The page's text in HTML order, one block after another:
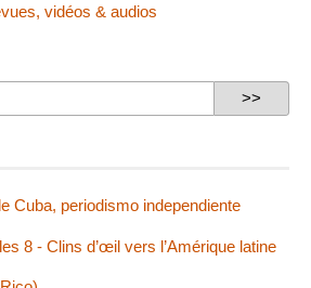
vidéos & audios
Cuba, periodismo independiente
8 - Clins d’œil vers l’Amérique latine